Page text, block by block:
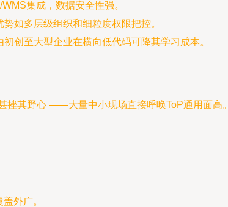
集成，数据安全性强。
如多层级组织和细粒度权限把控。
创至大型企业在横向低代码可降其学习成本。
挫其野心 ——大量中小现场直接呼唤ToP通用面高。
外广。